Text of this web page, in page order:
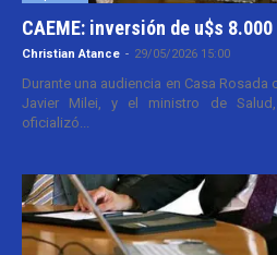
CAEME: inversión de u$s
Christian Atance - 29/05/2026 15:00
Durante una audiencia en Casa
Javier Milei, y el ministro de
oficializó...